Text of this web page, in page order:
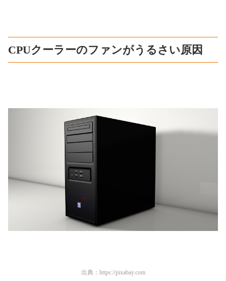
CPUクーラーのファンがうるさい原因
出典： https://pixabay.com